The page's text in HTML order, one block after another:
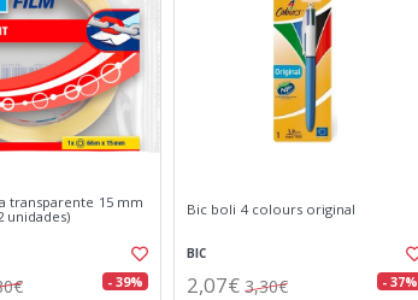
transparente 15 mm
unidades)
- 39%
Bic boli 4 colours original
BIC
2,07€ 3,30€ - 37%